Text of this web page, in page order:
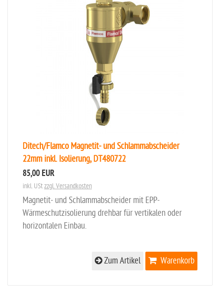
Ditech/Flamco Magnetit- und Schlammabscheider
22mm inkl. Isolierung, DT480722
85,00 EUR
inkl. UStzzgl. Versandkosten
Magnetit- und Schlammabscheider mit EPP-
Wärmeschutzisolierung drehbar für vertikalen oder
horizontalen Einbau.
Warenkorb
Zum Artikel